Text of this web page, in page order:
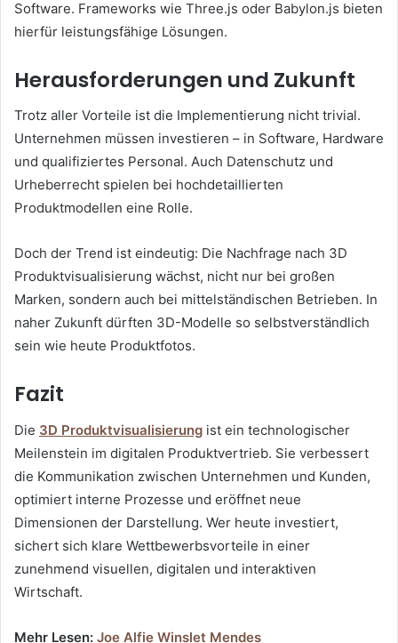
Software. Frameworks wie Three.js oder Babylon.js bieten
hierfür leistungsfähige Lösungen.
Herausforderungen und Zukunft
Trotz aller Vorteile ist die Implementierung nicht trivial.
Unternehmen müssen investieren – in Software, Hardware
und qualifiziertes Personal. Auch Datenschutz und
Urheberrecht spielen bei hochdetaillierten
Produktmodellen eine Rolle.
Doch der Trend ist eindeutig: Die Nachfrage nach 3D
Produktvisualisierung wächst, nicht nur bei großen
Marken, sondern auch bei mittelständischen Betrieben. In
naher Zukunft dürften 3D-Modelle so selbstverständlich
sein wie heute Produktfotos.
Fazit
Die 3D Produktvisualisierung ist ein technologischer
Meilenstein im digitalen Produktvertrieb. Sie verbessert
die Kommunikation zwischen Unternehmen und Kunden,
optimiert interne Prozesse und eröffnet neue
Dimensionen der Darstellung. Wer heute investiert,
sichert sich klare Wettbewerbsvorteile in einer
zunehmend visuellen, digitalen und interaktiven
Wirtschaft.
Mehr Lesen: Joe Alfie Winslet Mendes